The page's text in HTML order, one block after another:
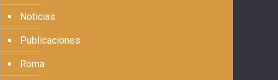
Noticias
Publicaciones
Roma